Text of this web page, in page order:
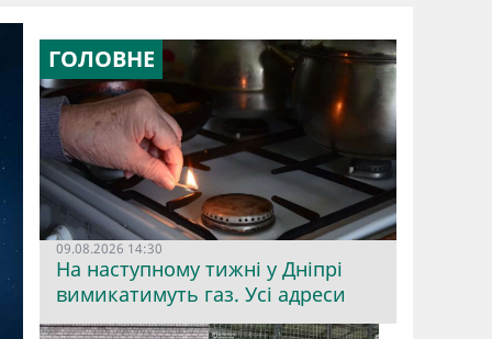
ГОЛОВНЕ
09.08.2026 14:30
На наступному тижні у Дніпрі
вимикатимуть газ. Усі адреси